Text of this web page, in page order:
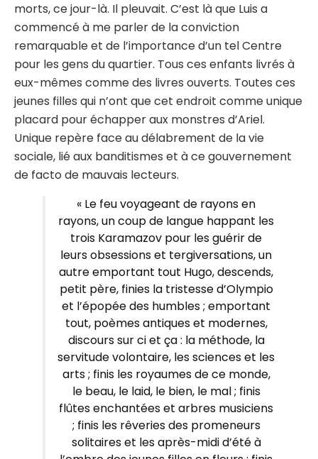
morts, ce jour-là. Il pleuvait. C’est là que Luis a
commencé à me parler de la conviction
remarquable et de l’importance d’un tel Centre
pour les gens du quartier. Tous ces enfants livrés à
eux-mêmes comme des livres ouverts. Toutes ces
jeunes filles qui n’ont que cet endroit comme unique
placard pour échapper aux monstres d’Ariel.
Unique repère face au délabrement de la vie
sociale, lié aux banditismes et à ce gouvernement
de facto de mauvais lecteurs.
« Le feu voyageant de rayons en
rayons, un coup de langue happant les
trois Karamazov pour les guérir de
leurs obsessions et tergiversations, un
autre emportant tout Hugo, descends,
petit père, finies la tristesse d’Olympio
et l’épopée des humbles ; emportant
tout, poèmes antiques et modernes,
discours sur ci et ça : la méthode, la
servitude volontaire, les sciences et les
arts ; finis les royaumes de ce monde,
le beau, le laid, le bien, le mal ; finis
flûtes enchantées et arbres musiciens
; finis les rêveries des promeneurs
solitaires et les après-midi d’été à